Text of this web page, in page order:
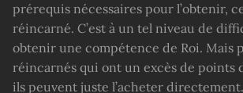
prérequis nécessaires pour l’obtenir,
réincarné. C’est à un tel niveau de
obtenir une compétence de Roi. Mais
réincarnés qui ont un excès de points
ils peuvent juste l’acheter